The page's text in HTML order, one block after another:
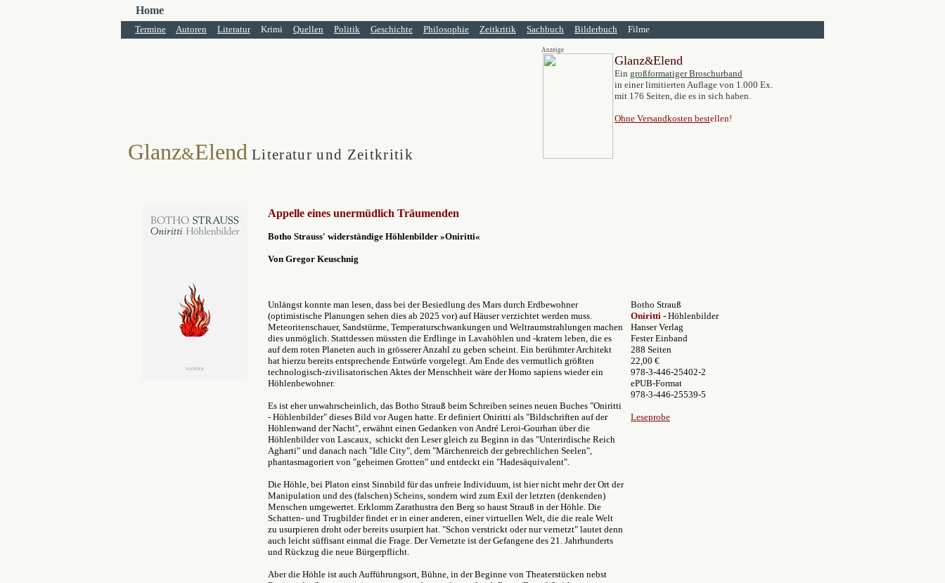
Home
Termine Autoren Literatur Krimi Quellen Politik Geschichte Philosophie Zeitkritik Sachbuch Bilderbuch Filme
Glanz&Elend Literatur und Zeitkritik
Anzeige
Glanz&Elend
Ein großformatiger Broschurband
in einer limitierten Auflage von 1.000 Ex.
mit 176 Seiten, die es in sich haben.
Ohne Versandkosten bestellen!
Appelle eines unermüdlich Träumenden
Botho Strauss' widerständige Höhlenbilder »Oniritti«
Von Gregor Keuschnig
Unlängst konnte man lesen, dass bei der Besiedlung des Mars durch Erdbewohner
(optimistische Planungen sehen dies ab 2025 vor) auf Häuser verzichtet werden muss.
Meteoritenschauer, Sandstürme, Temperaturschwankungen und Weltraumstrahlungen machen
dies unmöglich. Stattdessen müssten die Erdlinge in Lavahöhlen und -kratern leben, die es
auf dem roten Planeten auch in grösserer Anzahl zu geben scheint. Ein berühmter Architekt
hat hierzu bereits entsprechende Entwürfe vorgelegt. Am Ende des vermutlich größten
technologisch-zivilisatorischen Aktes der Menschheit wäre der Homo sapiens wieder ein
Höhlenbewohner.
Es ist eher unwahrscheinlich, das Botho Strauß beim Schreiben seines neuen Buches "Oniritti
- Höhlenbilder" dieses Bild vor Augen hatte. Er definiert Oniritti als "Bildschriften auf der
Höhlenwand der Nacht", erwähnt einen Gedanken von André Leroi-Gourhan über die
Höhlenbilder von Lascaux, schickt den Leser gleich zu Beginn in das "Unterirdische Reich
Agharti" und danach nach "Idle City", dem "Märchenreich der gebrechlichen Seelen",
phantasmagoriert von "geheimen Grotten" und entdeckt ein "Hadesäquivalent".
Die Höhle, bei Platon einst Sinnbild für das unfreie Individuum, ist hier nicht mehr der Ort der
Manipulation und des (falschen) Scheins, sondern wird zum Exil der letzten (denkenden)
Menschen umgewertet. Erklomm Zarathustra den Berg so haust Strauß in der Höhle. Die
Schatten- und Trugbilder findet er in einer anderen, einer virtuellen Welt, die die reale Welt
zu usurpieren droht oder bereits usurpiert hat. "Schon verstrickt oder nur vernetzt" lautet denn
auch leicht süffisant einmal die Frage. Der Vernetzte ist der Gefangene des 21. Jahrhunderts
und Rückzug die neue Bürgerpflicht.
Aber die Höhle ist auch Aufführungsort, Bühne, in der Beginne von Theaterstücken nebst
Botho Strauß
Oniritti - Höhlenbilder
Hanser Verlag
Fester Einband
288 Seiten
22,00 €
978-3-446-25402-2
ePUB-Format
978-3-446-25539-5
Leseprobe